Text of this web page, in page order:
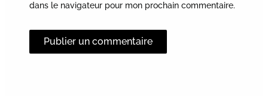
dans le navigateur pour mon prochain commentaire.